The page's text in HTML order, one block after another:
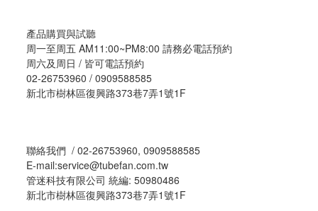
產品購買與試聽
周一至周五 AM11:00~PM8:00 請務必電話預約
周六及周日 / 皆可電話預約
02-26753960 / 0909588585
新北市樹林區復興路373巷7弄1號1F
聯絡我們 / 02-26753960, 0909588585
E-mail:service@tubefan.com.tw
管迷科技有限公司 統編: 50980486
新北市樹林區復興路373巷7弄1號1F